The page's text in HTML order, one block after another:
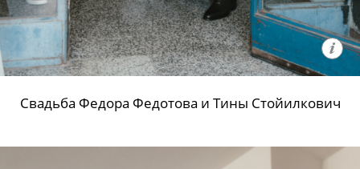
Свадьба Федора Федотова и Тины Стойилкович